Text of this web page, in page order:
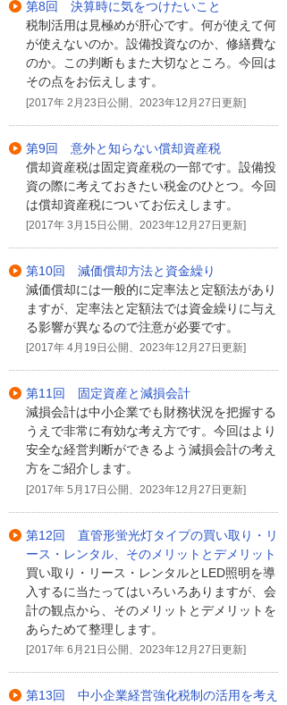
第8回 決算時に気をつけたいこと
税制活用は見極めが肝心です。何が使えて何
が使えないのか。設備投資なのか、修繕費な
のか。この判断もまた大切なところ。今回は
その点をお伝えします。
[2017年 2月23日公開、2023年12月27日更新]
第9回 意外と知らない償却資産税
償却資産税は固定資産税の一部です。設備投
資の際に考えておきたい税金のひとつ。今回
は償却資産税についてお伝えします。
[2017年 3月15日公開、2023年12月27日更新]
第10回 減価償却方法と資金繰り
減価償却には一般的に定率法と定額法があり
ますが、定率法と定額法では資金繰りに与え
る影響が異なるので注意が必要です。
[2017年 4月19日公開、2023年12月27日更新]
第11回 固定資産と減損会計
減損会計は中小企業でも財務状況を把握する
うえで非常に有効な考え方です。今回はより
安全な経営判断ができるよう減損会計の考え
方をご紹介します。
[2017年 5月17日公開、2023年12月27日更新]
第12回 直管形蛍光灯タイプの買い取り・リ
ース・レンタル、そのメリットとデメリット
買い取り・リース・レンタルとLED照明を導
入するに当たってはいろいろありますが、会
計の観点から、そのメリットとデメリットを
あらためて整理します。
[2017年 6月21日公開、2023年12月27日更新]
第13回 中小企業経営強化税制の活用を考え